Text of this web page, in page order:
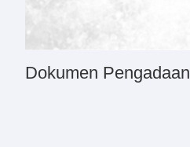
Dokumen Pengadaan